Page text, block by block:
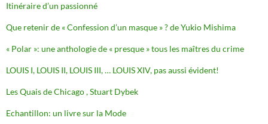
Itinéraire d’un passionné
Que retenir de « Confession d’un masque » ? de Yukio Mishima
« Polar »: une anthologie de « presque » tous les maîtres du crime
LOUIS I, LOUIS II, LOUIS III, … LOUIS XIV, pas aussi évident!
Les Quais de Chicago , Stuart Dybek
Echantillon: un livre sur la Mode